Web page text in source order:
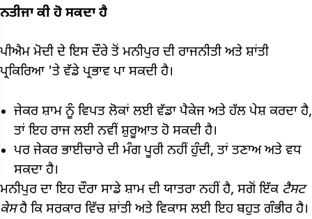
ਨਤੀਜਾ ਕੀ ਹੋ ਸਕਦਾ ਹੈ
ਪੀਐਮ ਮੋਦੀ ਦੇ ਇਸ ਦੌਰੇ ਤੋਂ ਮਨੀਪੁਰ ਦੀ ਰਾਜਨੀਤੀ ਅਤੇ ਸ਼ਾਂਤੀ
ਪ੍ਰਕਿਰਿਆ 'ਤੇ ਵੱਡੇ ਪ੍ਰਭਾਵ ਪਾ ਸਕਦੀ ਹੈ।
ਜੇਕਰ ਸ਼ਾਮ ਨੂੰ ਵਿਪਤ ਲੋਕਾਂ ਲਈ ਵੱਡਾ ਪੈਕੇਜ ਅਤੇ ਹੱਲ ਪੇਸ਼ ਕਰਦਾ ਹੈ,
ਤਾਂ ਇਹ ਰਾਜ ਲਈ ਨਵੀਂ ਸ਼ੁਰੂਆਤ ਹੋ ਸਕਦੀ ਹੈ।
ਪਰ ਜੇਕਰ ਭਾਈਚਾਰੇ ਦੀ ਮੰਗ ਪੂਰੀ ਨਹੀਂ ਹੁੰਦੀ, ਤਾਂ ਤਣਾਅ ਅਤੇ ਵਧ
ਸਕਦਾ ਹੈ।
ਮਨੀਪੁਰ ਦਾ ਇਹ ਦੌਰਾ ਸਾਡੇ ਸ਼ਾਮ ਦੀ ਯਾਤਰਾ ਨਹੀਂ ਹੈ, ਸਗੋਂ ਇੱਕ ਟੈਸਟ
ਕੇਸਹੈ ਕਿ ਸਰਕਾਰ ਵਿੱਚ ਸ਼ਾਂਤੀ ਅਤੇ ਵਿਕਾਸ ਲਈ ਇਹ ਬਹੁਤ ਗੰਭੀਰ ਹੈ।